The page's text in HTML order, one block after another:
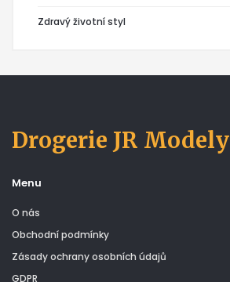
Zdravý životní styl
Drogerie JR Modely
Menu
O nás
Obchodní podmínky
Zásady ochrany osobních údajů
GDPR